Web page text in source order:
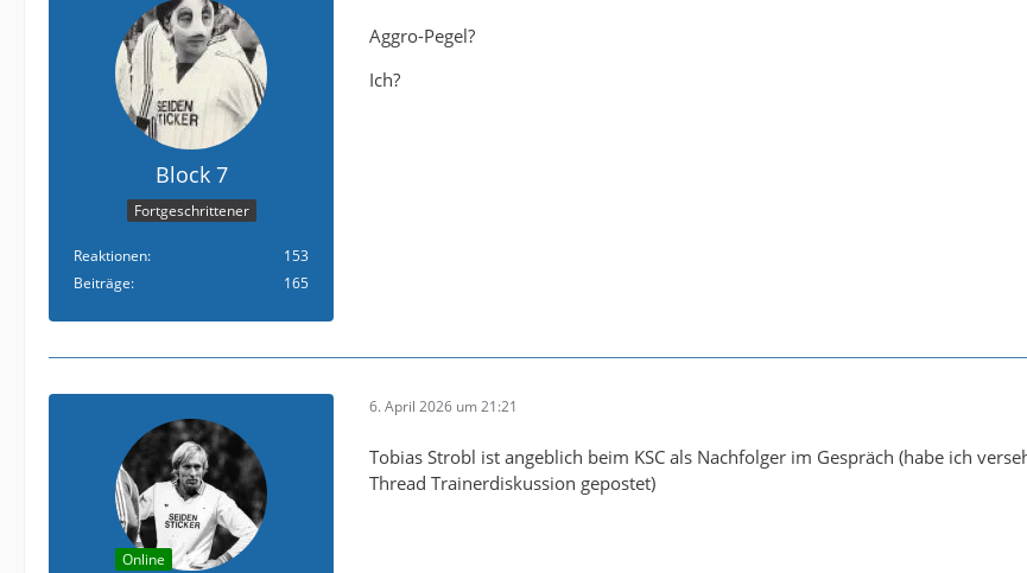
Block 7
Fortgeschrittener
Reaktionen
153
Beiträge
165
Aggro-Pegel?
Ich?
Online
6. April 2026 um 21:21
Tobias Strobl ist angeblich beim KSC als Nachfolger im Gespräch (habe ich
Thread Trainerdiskussion gepostet)